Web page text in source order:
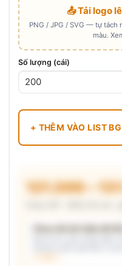
📤 Tải logo
PNG / JPG / SVG — tự tách
màu.
Số lượng (cái)
+ THÊM VÀO LIST BG
121.300 –